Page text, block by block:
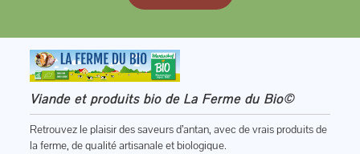
Viande et produits bio de La Ferme du Bio©
Retrouvez le plaisir des saveurs d’antan, avec de vrais produits de
la ferme, de qualité artisanale et biologique.